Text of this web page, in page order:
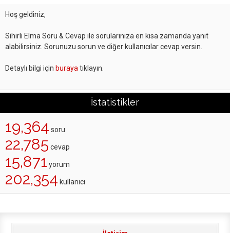
Hoş geldiniz,
Sihirli Elma Soru & Cevap ile sorularınıza en kısa zamanda yanıt
alabilirsiniz. Sorunuzu sorun ve diğer kullanıcılar cevap versin.
Detaylı bilgi için buraya tıklayın.
İstatistikler
19,364 soru
22,785 cevap
15,871 yorum
202,354 kullanıcı